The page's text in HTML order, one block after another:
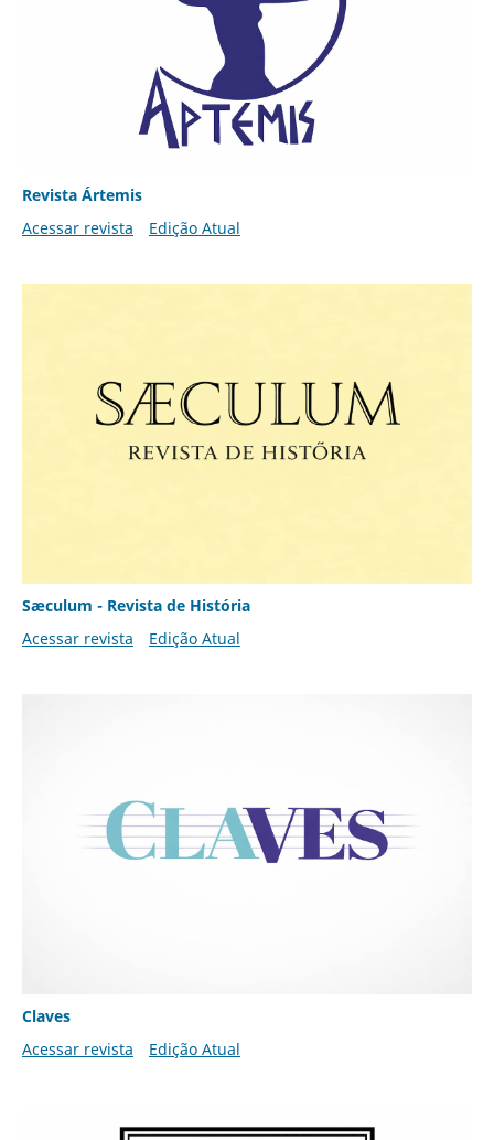
Revista Ártemis
Acessar revista
Edição Atual
Sæculum - Revista de História
Acessar revista
Edição Atual
Claves
Acessar revista
Edição Atual